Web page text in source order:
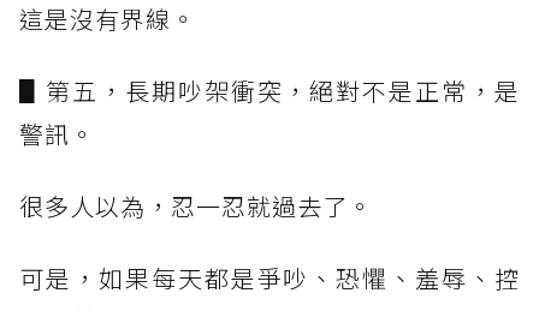
這是沒有界線。
▋第五，長期吵架衝突，絕對不是正常，是
警訊。
很多人以為，忍一忍就過去了。
可是，如果每天都是爭吵、恐懼、羞辱、控